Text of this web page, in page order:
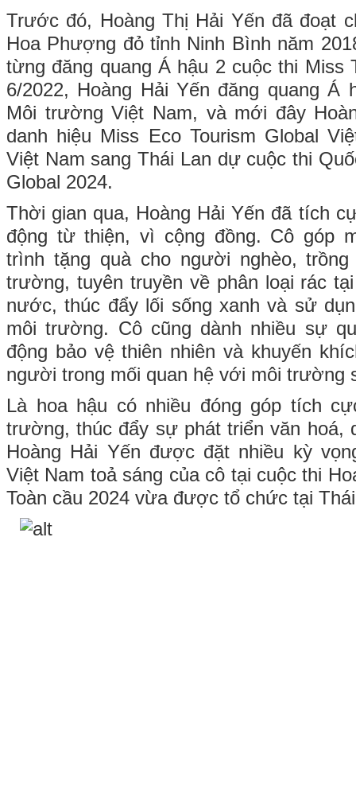
Trước đó, Hoàng Thị Hải Yến đã đoạt
Hoa Phượng đỏ tỉnh Ninh Bình năm
từng đăng quang Á hậu 2 cuộc thi Miss
6/2022, Hoàng Hải Yến đăng quang Á
Môi trường Việt Nam, và mới đây
danh hiệu Miss Eco Tourism Global
Việt Nam sang Thái Lan dự cuộc thi
Global 2024.
Thời gian qua, Hoàng Hải Yến đã tích
động từ thiện, vì cộng đồng. Cô góp
trình tặng quà cho người nghèo,
trường, tuyên truyền về phân loại rác
nước, thúc đẩy lối sống xanh và sử
môi trường. Cô cũng dành nhiều sự
động bảo vệ thiên nhiên và khuyến
người trong mối quan hệ với môi trường
Là hoa hậu có nhiều đóng góp tích
trường, thúc đẩy sự phát triển văn hoá,
Hoàng Hải Yến được đặt nhiều kỳ
Việt Nam toả sáng của cô tại cuộc thi
Toàn cầu 2024 vừa được tổ chức tại